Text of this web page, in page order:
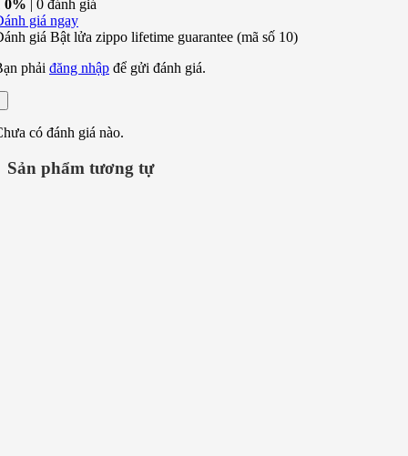
0% | 0 đánh giá
giá ngay
giá Bật lửa zippo lifetime guarantee (mã số 10)
phải đăng nhập để gửi đánh giá.
có đánh giá nào.
Sản phẩm tương tự